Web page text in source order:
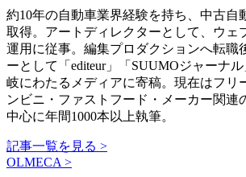
約10年の自動車業界経験を持ち、中古自
取得。アートディレクターとして、ウェ
運用に従事。編集プロダクションへ転職
ーとして「editeur」「SUUMOジャーナ
岐にわたるメディアに寄稿。現在はフリ
ンビニ・ファストフード・メーカー関連
中心に年間1000本以上執筆。
記事一覧を見る >
OLMECA >